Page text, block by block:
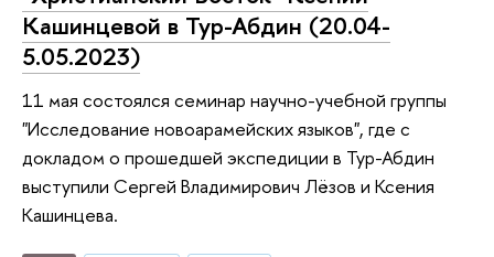
Кашинцевой в Тур-Абдин (20.04-
5.05.2023)
11 мая состоялся семинар научно-учебной группы
"Исследование новоарамейских языков", где с
докладом о прошедшей экспедиции в Тур-Абдин
выступили Сергей Владимирович Лёзов и Ксения
Кашинцева.